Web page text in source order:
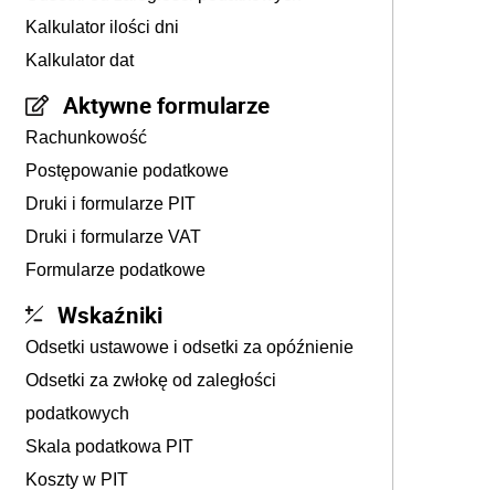
Kalkulator ilości dni
Kalkulator dat
Aktywne formularze
Rachunkowość
Postępowanie podatkowe
Druki i formularze PIT
Druki i formularze VAT
Formularze podatkowe
Wskaźniki
Odsetki ustawowe i odsetki za opóźnienie
Odsetki za zwłokę od zaległości
podatkowych
Skala podatkowa PIT
Koszty w PIT